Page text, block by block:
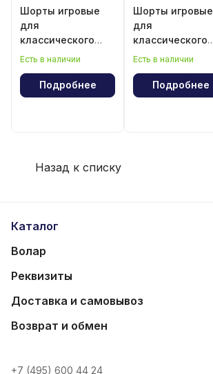
Шорты игровые
для
классического
волейбола для
Есть в наличии
Подробнее
Шорты игровые
для
классического
волейбола для
Есть в наличии
Подробнее
Назад к списку
Каталог
Волар
Реквизиты
Доставка и самовывоз
Возврат и обмен
+7 (495) 600 44 24